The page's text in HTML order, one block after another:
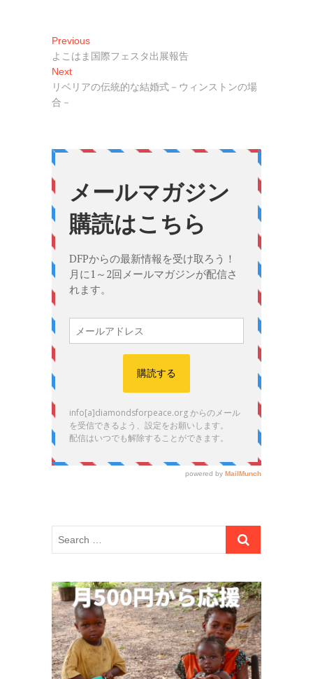
投
稿
ナ
ビ
ー
シ
ョ
ン
PreviousPrevious
post:
よこはま国際フェスタ出展報告
NextNext
post:
リベリアの伝統的な結婚式－ウィンストンの場
合－